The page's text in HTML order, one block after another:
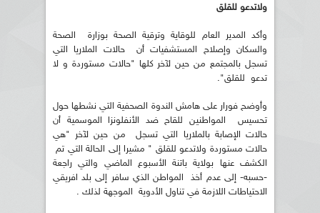
ولاتدعو للقلق
وأكد المدير العام للوقاية وترقية الصحة بوزارة الصحة
والسكان وإصلاح المستشفيات أن حالات الملاريا التي
تسجل بالمجتمع من حين لآخر كلها "حالات مستوردة و لا
تدعو للقلق".
وأوضح فورار على هامش الندوة الصحفية التي نشطها حول
تحسيس المواطنين للقاح ضد الأنفلونزا الموسمية أن
حالات الإصابة بالملاريا التي تسجل من حين لآخر "هي
حالات مستوردة ولاتدعو للقلق " مشيرا إلى الحالة التي تم
الكشف عنها بولاية باتنة الأسبوع الماضي والتي راجعة
-حسبه- إلى عدم أخذ المواطن الذي سافر إلى بلد افريقي
الاحتياطات اللازمة في تناول الأدوية الموجهة لذلك .